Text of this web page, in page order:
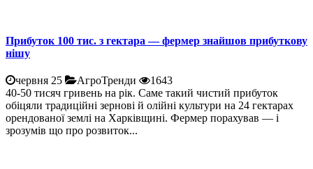
Прибуток 100 тис. з гектара — фермер знайшов прибуткову
нішу
червня 25 АгроТренди
1643
40-50 тисяч гривень на рік. Саме такий чистий прибуток
обіцяли традиційні зернові й олійні культури на 24 гектарах
орендованої землі на Харківщині. Фермер порахував — і
зрозумів що про розвиток...